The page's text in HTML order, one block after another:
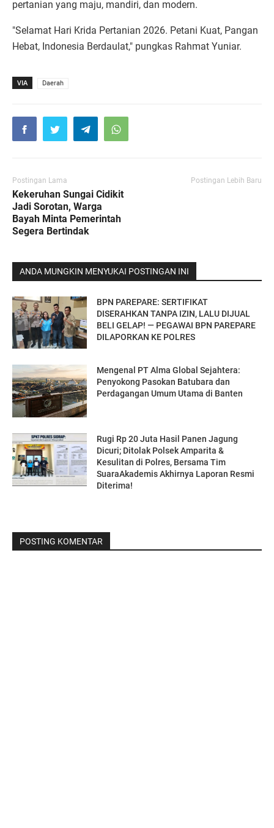
pertanian yang maju, mandiri, dan modern.
"Selamat Hari Krida Pertanian 2026. Petani Kuat, Pangan
Hebat, Indonesia Berdaulat," pungkas Rahmat Yuniar.
VIA Daerah
Postingan Lama
Kekeruhan Sungai Cidikit
Jadi Sorotan, Warga
Bayah Minta Pemerintah
Segera Bertindak
Postingan Lebih Baru
ANDA MUNGKIN MENYUKAI POSTINGAN INI
BPN PAREPARE: SERTIFIKAT
DISERAHKAN TANPA IZIN, LALU DIJUAL
BELI GELAP! — PEGAWAI BPN PAREPARE
DILAPORKAN KE POLRES
Mengenal PT Alma Global Sejahtera:
Penyokong Pasokan Batubara dan
Perdagangan Umum Utama di Banten
Rugi Rp 20 Juta Hasil Panen Jagung
Dicuri; Ditolak Polsek Amparita &
Kesulitan di Polres, Bersama Tim
SuaraAkademis Akhirnya Laporan Resmi
Diterima!
POSTING KOMENTAR